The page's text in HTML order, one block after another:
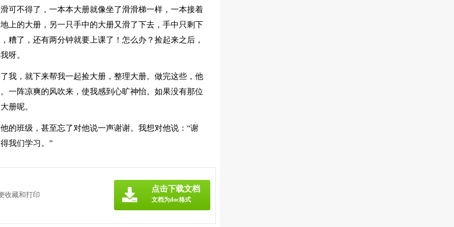
可不得了，一本本大册就像坐了滑滑梯一样，一本接着
上的大册，另一只手中的大册又滑了下去，手中只剩下
糟了，还有两分钟就要上课了！怎么办？捡起来之后，
呀。
我，就下来帮我一起捡大册，整理大册。做完这些，他
一阵凉爽的风吹来，使我感到心旷神怡。如果没有那位
册呢。
的班级，甚至忘了对他说一声谢谢。我想对他说：“谢
我们学习。”
收藏和打印
点击下载文档
文档为doc格式